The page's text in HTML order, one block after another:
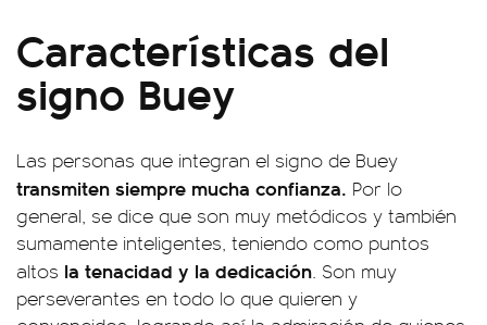
Características del
signo Buey
Las personas que integran el signo de Buey
transmiten siempre mucha confianza. Por lo
general, se dice que son muy metódicos y también
sumamente inteligentes, teniendo como puntos
altos la tenacidad y la dedicación. Son muy
perseverantes en todo lo que quieren y